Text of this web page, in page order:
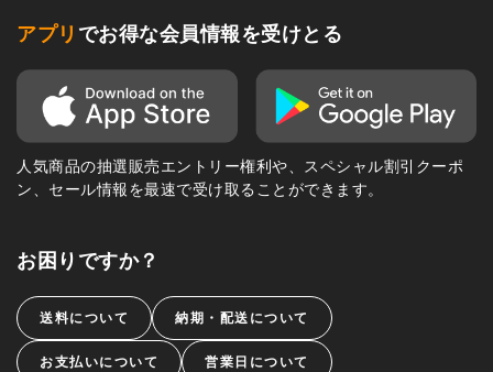
アプリ でお得な会員情報を受けとる
人気商品の抽選販売エントリー権利や、スペシャル割引クーポ
ン、セール情報を最速で受け取ることができます。
お困りですか？
送料について 納期・配送について
お支払いについて 営業日について